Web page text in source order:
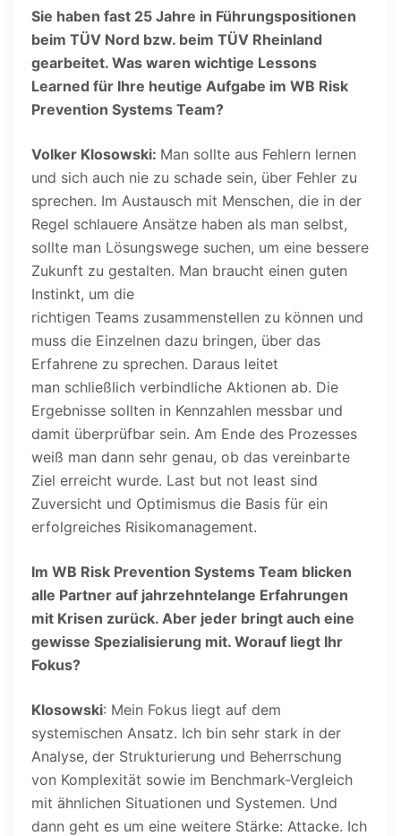
Sie haben fast 25 Jahre in Führungspositionen
beim TÜV Nord bzw. beim TÜV Rheinland
gearbeitet. Was waren wichtige Lessons
Learned für Ihre heutige Aufgabe im WB Risk
Prevention Systems Team?
Volker Klosowski: Man sollte aus Fehlern lernen
und sich auch nie zu schade sein, über Fehler zu
sprechen. Im Austausch mit Menschen, die in der
Regel schlauere Ansätze haben als man selbst,
sollte man Lösungswege suchen, um eine bessere
Zukunft zu gestalten. Man braucht einen guten
Instinkt, um die
richtigen Teams zusammenstellen zu können und
muss die Einzelnen dazu bringen, über das
Erfahrene zu sprechen. Daraus leitet
man schließlich verbindliche Aktionen ab. Die
Ergebnisse sollten in Kennzahlen messbar und
damit überprüfbar sein. Am Ende des Prozesses
weiß man dann sehr genau, ob das vereinbarte
Ziel erreicht wurde. Last but not least sind
Zuversicht und Optimismus die Basis für ein
erfolgreiches Risikomanagement.
Im WB Risk Prevention Systems Team blicken
alle Partner auf jahrzehntelange Erfahrungen
mit Krisen zurück. Aber jeder bringt auch eine
gewisse Spezialisierung mit. Worauf liegt Ihr
Fokus?
Klosowski: Mein Fokus liegt auf dem
systemischen Ansatz. Ich bin sehr stark in der
Analyse, der Strukturierung und Beherrschung
von Komplexität sowie im Benchmark-Vergleich
mit ähnlichen Situationen und Systemen. Und
dann geht es um eine weitere Stärke: Attacke. Ich